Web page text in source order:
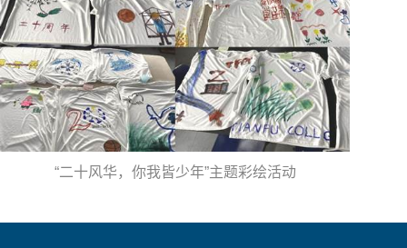
“二十风华，你我皆少年”主题彩绘活动